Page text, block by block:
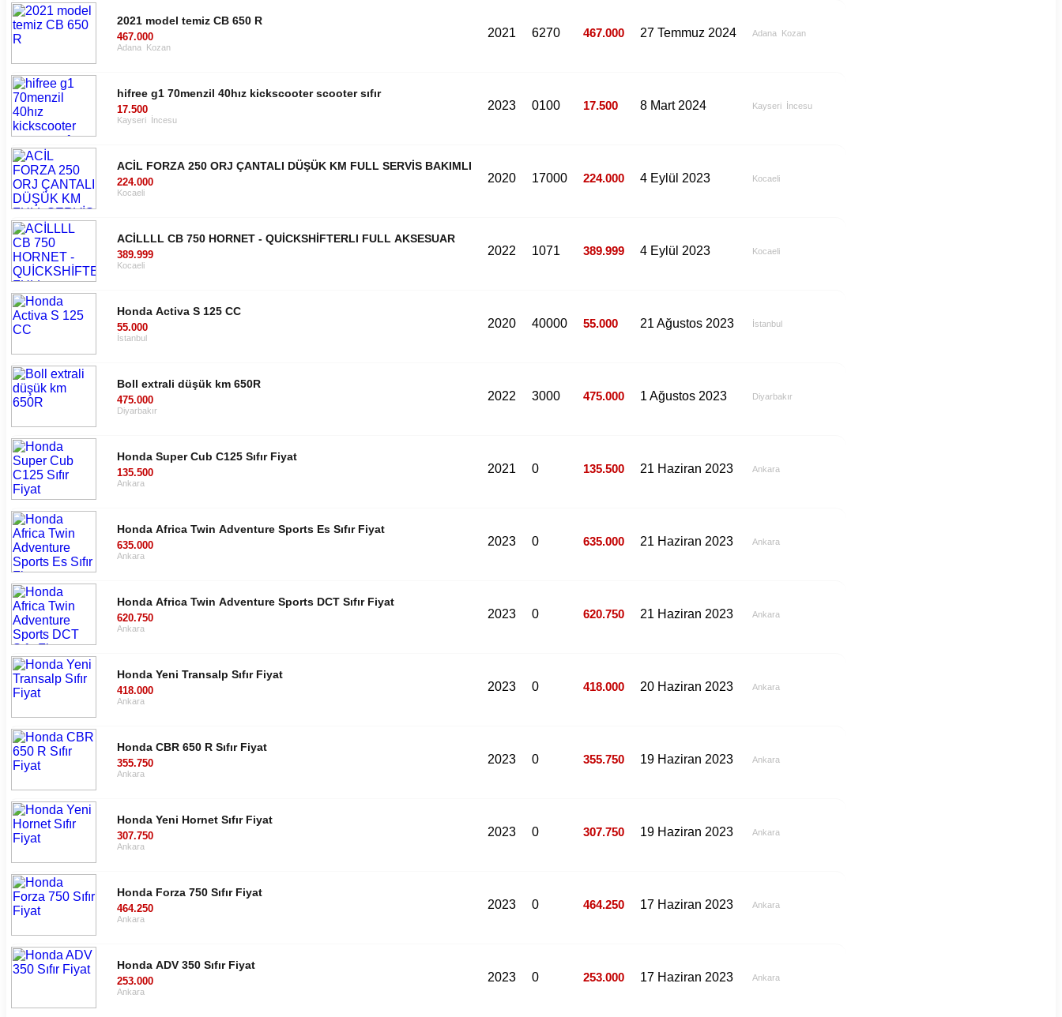
2021 model temiz CB 650 R
467.000
Adana Kozan
2021 6270 467.000 27 Temmuz 2024 Adana Kozan
hifree g1 70menzil 40hız kickscooter scooter sıfır
17.500
Kayseri İncesu
2023 0100 17.500 8 Mart 2024 Kayseri İncesu
ACİL FORZA 250 ORJ ÇANTALI DÜŞÜK KM FULL SERVİS BAKIMLI
224.000
Kocaeli
2020 17000 224.000 4 Eylül 2023 Kocaeli
ACİLLLL CB 750 HORNET - QUİCKSHİFTERLI FULL AKSESUAR
389.999
Kocaeli
2022 1071 389.999 4 Eylül 2023 Kocaeli
Honda Activa S 125 CC
55.000
İstanbul
2020 40000 55.000 21 Ağustos 2023 İstanbul
Boll extrali düşük km 650R
475.000
Diyarbakır
2022 3000 475.000 1 Ağustos 2023 Diyarbakır
Honda Super Cub C125 Sıfır Fiyat
135.500
Ankara
2021 0 135.500 21 Haziran 2023 Ankara
Honda Africa Twin Adventure Sports Es Sıfır Fiyat
635.000
Ankara
2023 0 635.000 21 Haziran 2023 Ankara
Honda Africa Twin Adventure Sports DCT Sıfır Fiyat
620.750
Ankara
2023 0 620.750 21 Haziran 2023 Ankara
Honda Yeni Transalp Sıfır Fiyat
418.000
Ankara
2023 0 418.000 20 Haziran 2023 Ankara
Honda CBR 650 R Sıfır Fiyat
355.750
Ankara
2023 0 355.750 19 Haziran 2023 Ankara
Honda Yeni Hornet Sıfır Fiyat
307.750
Ankara
2023 0 307.750 19 Haziran 2023 Ankara
Honda Forza 750 Sıfır Fiyat
464.250
Ankara
2023 0 464.250 17 Haziran 2023 Ankara
Honda ADV 350 Sıfır Fiyat
253.000
Ankara
2023 0 253.000 17 Haziran 2023 Ankara